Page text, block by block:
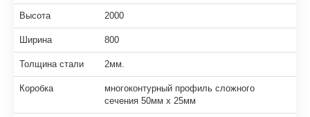
Высота 2000
Ширина 800
Толщина стали 2мм.
Коробка
многоконтурный профиль сложного
сечения 50мм х 25мм